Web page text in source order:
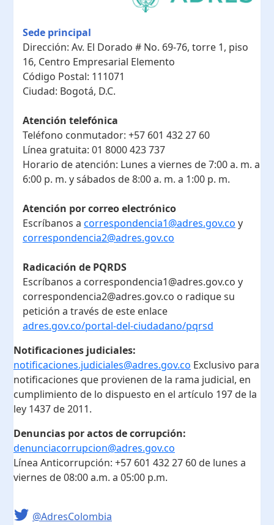
Sede principal
Dirección: Av. El Dorado # No. 69-76, torre 1, piso
16, Centro Empresarial Elemento
Código Postal: 111071
Ciudad: Bogotá, D.C.
Atención telefónica
Teléfono conmutador: +57 601 432 27 60
Línea gratuita: 01 8000 423 737
Horario de atención: Lunes a viernes de 7:00 a. m. a
6:00 p. m. y sábados de 8:00 a. m. a 1:00 p. m.
Atención por correo electrónico
Escríbanos a correspondencia1@adres.gov.co y
correspondencia2@adres.gov.co
Radicación de PQRDS
Escríbanos a correspondencia1@adres.gov.co y
correspondencia2@adres.gov.co o radique su
petición a través de este enlace
adres.gov.co/portal-del-ciudadano/pqrsd
Notificaciones judiciales:
notificaciones.judiciales@adres.gov.co Exclusivo para
notificaciones que provienen de la rama judicial, en
cumplimiento de lo dispuesto en el artículo 197 de la
ley 1437 de 2011.
Denuncias por actos de corrupción:
denunciacorrupcion@adres.gov.co
Línea Anticorrupción: +57 601 432 27 60 de lunes a
viernes de 08:00 a.m. a 05:00 p.m.
@AdresColombia